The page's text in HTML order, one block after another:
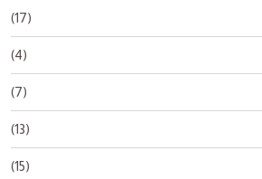
(17)
(4)
(7)
(13)
(15)